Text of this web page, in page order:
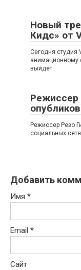
Новый
Кидс» от
Сегодня студия
анимационному
выйдет
Режиссер
Режиссер Резо
социальных
Добавить
Имя *
Email *
Сайт